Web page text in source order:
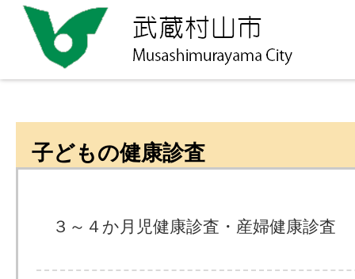
子どもの健康診査
３～４か月児健康診査・産婦健康診査